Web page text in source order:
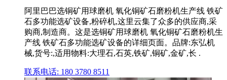
阿里巴巴选铜矿用球磨机 氧化铜矿石磨粉机生产线 铁矿
石多功能选矿设备,粉碎机,这里云集了众多的供应商,采
购商,制造商。这是选铜矿用球磨机 氧化铜矿石磨粉机生
产线 铁矿石多功能选矿设备的详细页面。品牌:东弘机
械,货号:,适用物料:大理石,石英,铁矿,铜矿,金矿,长 .
联系电话: 180 3780 8511